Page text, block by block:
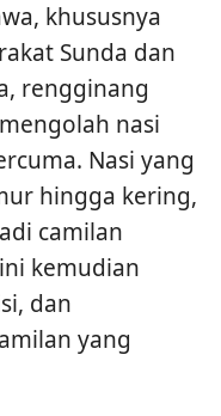
khususnya
Sunda dan
rengginang
nasi
Nasi yang
hingga kering,
camilan
kemudian
dan
yang